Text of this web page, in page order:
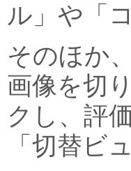
ル」や「
そのほか
画像を切
クし、評
「切替ビ